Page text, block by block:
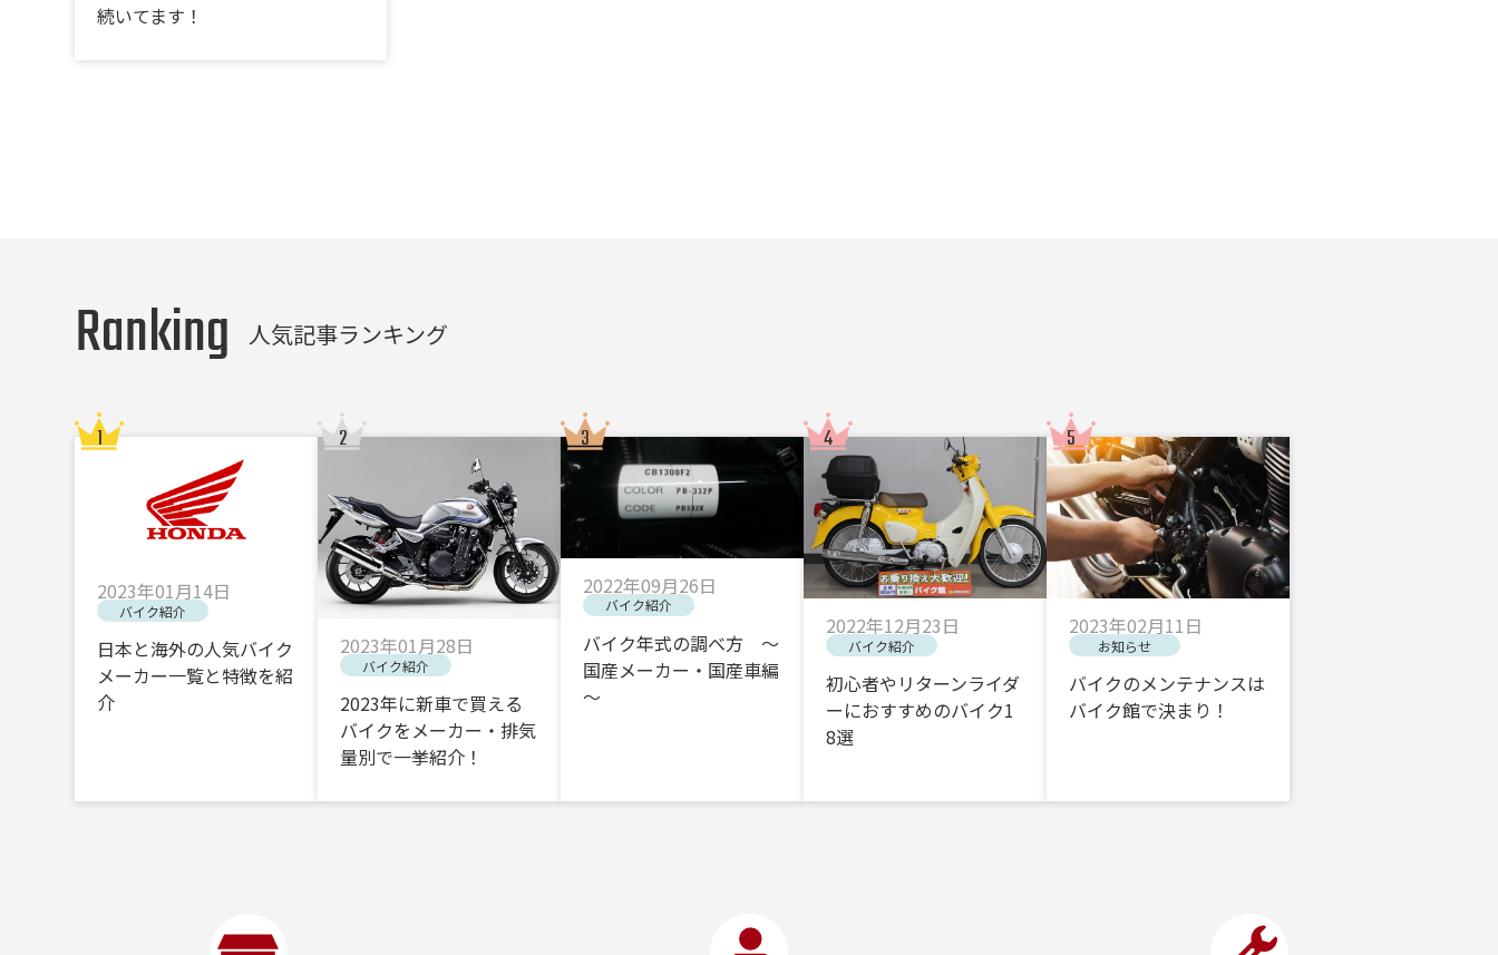
続いてます！
Ranking 人気記事ランキング
2023年01月14日
バイク紹介
日本と海外の人気バイク
メーカー一覧と特徴を紹
介
2023年01月28日
バイク紹介
2023年に新車で買える
バイクをメーカー・排気
量別で一挙紹介！
2022年09月26日
バイク紹介
バイク年式の調べ方 ～
国産メーカー・国産車編
～
2022年12月23日
バイク紹介
初心者やリターンライダ
ーにおすすめのバイク1
8選
2023年02月11日
お知らせ
バイクのメンテナンスは
バイク館で決まり！